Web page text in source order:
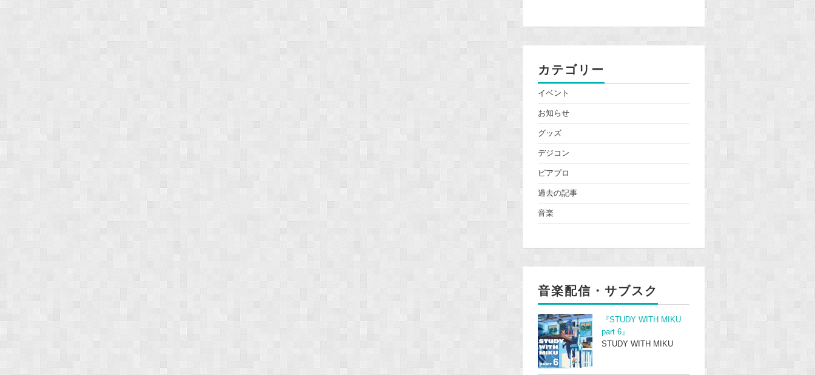
カテゴリー
イベント
お知らせ
グッズ
デジコン
ピアプロ
過去の記事
音楽
音楽配信・サブスク
『STUDY WITH MIKU
part 6』
STUDY WITH MIKU